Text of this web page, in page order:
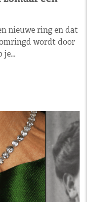
nieuwe ring en dat
wordt door
je…